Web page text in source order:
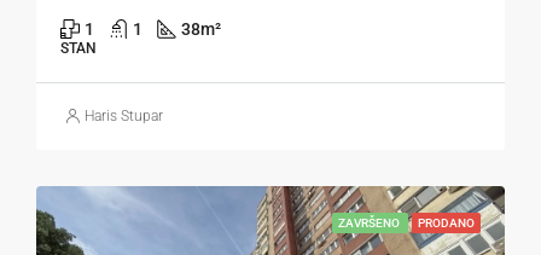
1 1 38m²
STAN
Haris Stupar
ZAVRŠENO PRODANO